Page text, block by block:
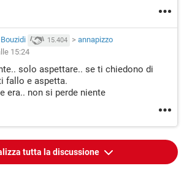
15.404 > annapizzo
15:24
solo aspettare.. se ti chiedono di
fallo e aspetta.
era.. non si perde niente
tutta la discussione